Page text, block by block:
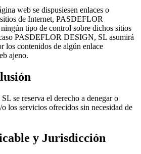
web se dispusiesen enlaces o
de Internet, PASDEFLOR
tipo de control sobre dichos sitios
PASDEFLOR DESIGN, SL asumirá
los contenidos de algún enlace
ajeno.
se reserva el derecho a denegar o
los servicios ofrecidos sin necesidad de
y Jurisdicción